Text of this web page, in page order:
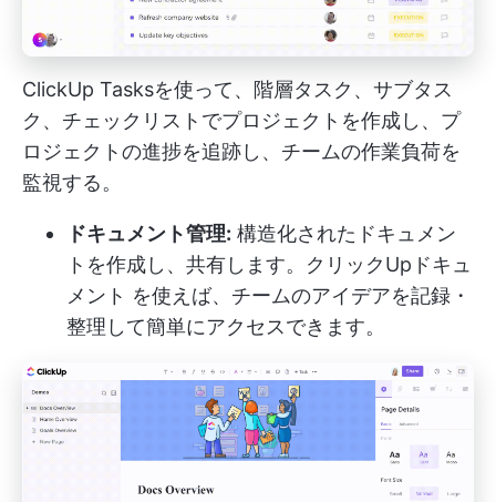
ClickUp Tasksを使って、階層タスク、サブタス
ク、チェックリストでプロジェクトを作成し、プ
ロジェクトの進捗を追跡し、チームの作業負荷を
監視する。
ドキュメント管理: 構造化されたドキュメン
トを作成し、共有します。 クリックUpドキュ
メント を使えば、チームのアイデアを記録・
整理して簡単にアクセスできます。